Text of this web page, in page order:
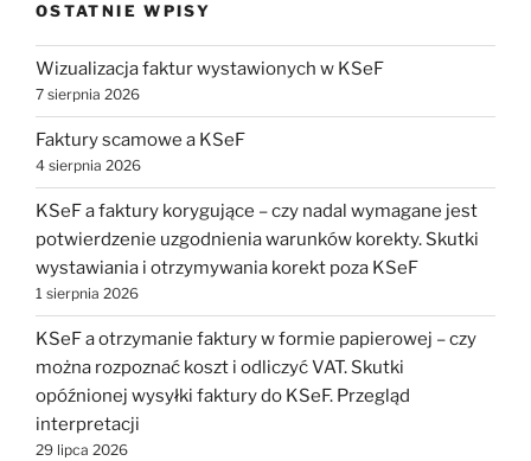
OSTATNIE WPISY
Wizualizacja faktur wystawionych w KSeF
7 sierpnia 2026
Faktury scamowe a KSeF
4 sierpnia 2026
KSeF a faktury korygujące – czy nadal wymagane jest
potwierdzenie uzgodnienia warunków korekty. Skutki
wystawiania i otrzymywania korekt poza KSeF
1 sierpnia 2026
KSeF a otrzymanie faktury w formie papierowej – czy
można rozpoznać koszt i odliczyć VAT. Skutki
opóźnionej wysyłki faktury do KSeF. Przegląd
interpretacji
29 lipca 2026